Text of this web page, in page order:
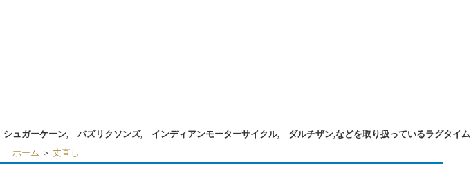
シュガーケーン, バズリクソンズ, インディアンモーターサイクル, ダルチザン,などを取り扱っているラグタイム
ホーム ＞ 丈直し